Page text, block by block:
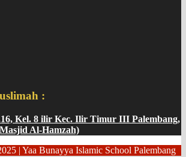
:
Kel. 8 ilir Kec. Ilir Timur III Palembang,
Al-Hamzah)
| Yaa Bunayya Islamic School Palembang